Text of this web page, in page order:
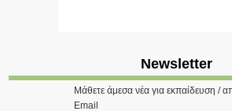
Newsletter
Μάθετε άμεσα νέα για εκπαίδευση /
Email